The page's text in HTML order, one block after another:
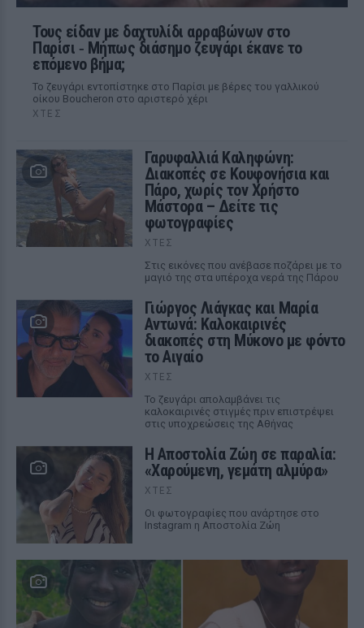
Τους είδαν με δαχτυλίδι αρραβώνων στο
Παρίσι ‑ Μήπως διάσημο ζευγάρι έκανε το
επόμενο βήμα;
Το ζευγάρι εντοπίστηκε στο Παρίσι με βέρες του γαλλικού
οίκου Boucheron στο αριστερό χέρι
ΧΤΕΣ
Γαρυφαλλιά Καληφώνη:
Διακοπές σε Κουφονήσια και
Πάρο, χωρίς τον Χρήστο
Μάστορα – Δείτε τις
φωτογραφίες
ΧΤΕΣ
Στις εικόνες που ανέβασε ποζάρει με το
μαγιό της στα υπέροχα νερά της Πάρου
Γιώργος Λιάγκας και Μαρία
Αντωνά: Καλοκαιρινές
διακοπές στη Μύκονο με φόντο
το Αιγαίο
ΧΤΕΣ
Το ζευγάρι απολαμβάνει τις
καλοκαιρινές στιγμές πριν επιστρέψει
στις υποχρεώσεις της Αθήνας
Η Αποστολία Ζώη σε παραλία:
«Χαρούμενη, γεμάτη αλμύρα»
ΧΤΕΣ
Οι φωτογραφίες που ανάρτησε στο
Instagram η Αποστολία Ζώη